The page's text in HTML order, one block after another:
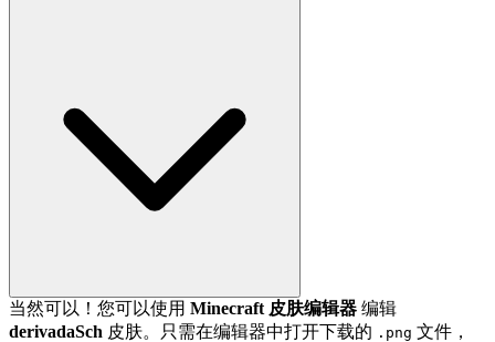
当然可以！您可以使用 Minecraft 皮肤编辑器 编辑
derivadaSch 皮肤。只需在编辑器中打开下载的 .png 文件，